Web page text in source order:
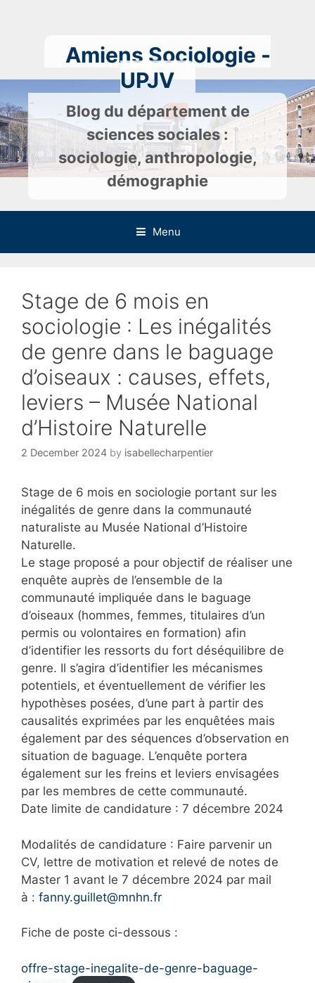
Amiens Sociologie -
UPJV
Blog du département de
sciences sociales :
sociologie, anthropologie,
démographie
Menu
Stage de 6 mois en
sociologie : Les inégalités
de genre dans le baguage
d’oiseaux : causes, effets,
leviers – Musée National
d’Histoire Naturelle
2 December 2024 by isabellecharpentier
Stage de 6 mois en sociologie portant sur les
inégalités de genre dans la communauté
naturaliste au Musée National d’Histoire
Naturelle.
Le stage proposé a pour objectif de réaliser une
enquête auprès de l’ensemble de la
communauté impliquée dans le baguage
d’oiseaux (hommes, femmes, titulaires d’un
permis ou volontaires en formation) afin
d’identifier les ressorts du fort déséquilibre de
genre. Il s’agira d’identifier les mécanismes
potentiels, et éventuellement de vérifier les
hypothèses posées, d’une part à partir des
causalités exprimées par les enquêtées mais
également par des séquences d’observation en
situation de baguage. L’enquête portera
également sur les freins et leviers envisagées
par les membres de cette communauté.
Date limite de candidature : 7 décembre 2024
Modalités de candidature : Faire parvenir un
CV, lettre de motivation et relevé de notes de
Master 1 avant le 7 décembre 2024 par mail
à : fanny.guillet@mnhn.fr
Fiche de poste ci-dessous :
offre-stage-inegalite-de-genre-baguage-